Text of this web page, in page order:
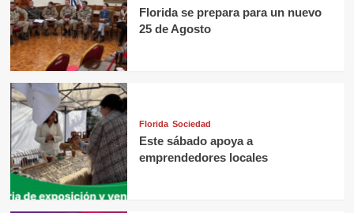
Florida se prepara para un nuevo
25 de Agosto
Florida Sociedad
Este sábado apoya a
emprendedores locales